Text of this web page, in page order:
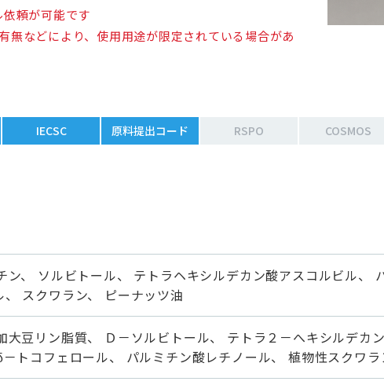
頼が可能です
などにより、使用用途が限定されている場合があ
IECSC 原料提出コード RSPO COSMOS
ン、 ソルビトール、 テトラヘキシルデカン酸アスコルビル、
スクワラン、 ピーナッツ油
大豆リン脂質、 Ｄ－ソルビトール、 テトラ２－へキシルデカ
トコフェロール、 パルミチン酸レチノール、 植物性スクワラ